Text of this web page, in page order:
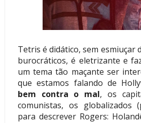
Tetris é didático, sem esmiuçar
burocráticos, é eletrizante e
um tema tão maçante ser
que estamos falando de
bem contra o mal, os
comunistas, os globalizados
para descrever Rogers: